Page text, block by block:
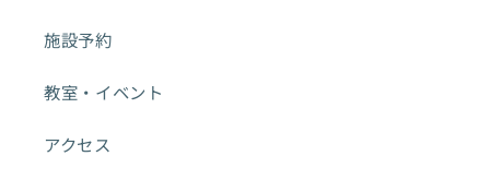
施設予約
教室・イベント
アクセス